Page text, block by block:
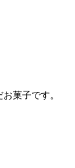
菓子です。